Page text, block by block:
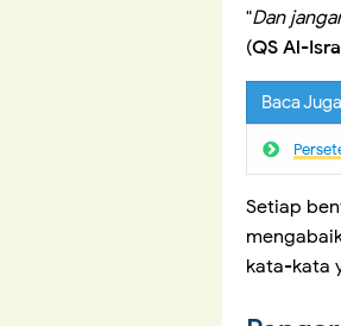
"Dan
(QS Al-
Baca Juga
Setiap
kata-kata